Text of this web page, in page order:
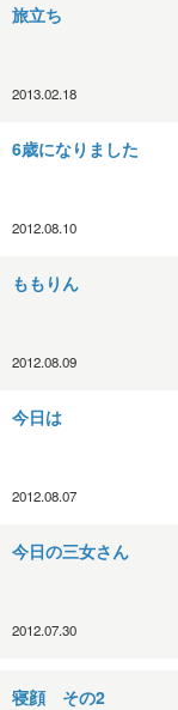
旅立ち
2013.02.18
6歳になりました
2012.08.10
ももりん
2012.08.09
今日は
2012.08.07
今日の三女さん
2012.07.30
寝顔 その2